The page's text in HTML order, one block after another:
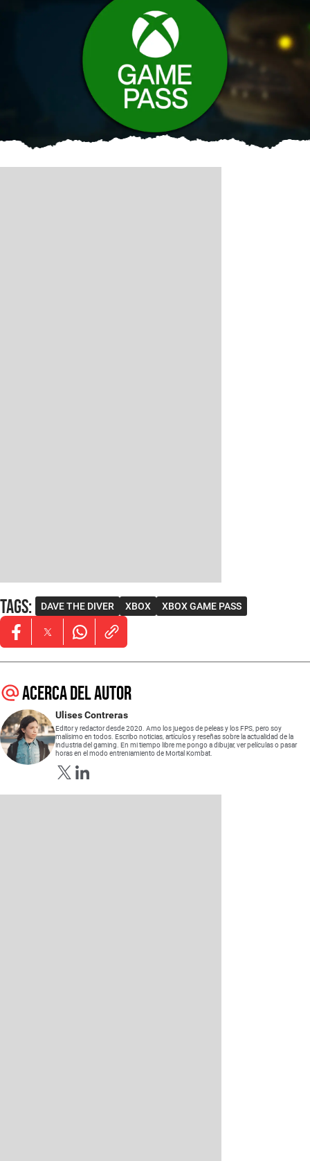
Tags: DAVE THE DIVER XBOX XBOX GAME PASS
Opens in new window
Opens in new window
Opens in new window
Acerca del autor
Ulises Contreras
Editor y redactor desde 2020. Amo los juegos de peleas y los FPS, pero soy
malísimo en todos. Escribo noticias, artículos y reseñas sobre la actualidad de la
industria del gaming. En mi tiempo libre me pongo a dibujar, ver películas o pasar
horas en el modo entreniamiento de Mortal Kombat.
Opens in new window
Opens in new window